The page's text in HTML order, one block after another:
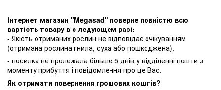
Інтернет магазин "Megasad" поверне повністю всю
вартість товару в с ледующем разі:
- Якість отриманих рослин не відповідає очікуванням
(отримана рослина гнила, суха або пошкоджена).
- посилка не пролежала більше 5 днів у відділенні пошти з
моменту прибуття і повідомлення про це Вас.
Як отримати повернення грошових коштів?